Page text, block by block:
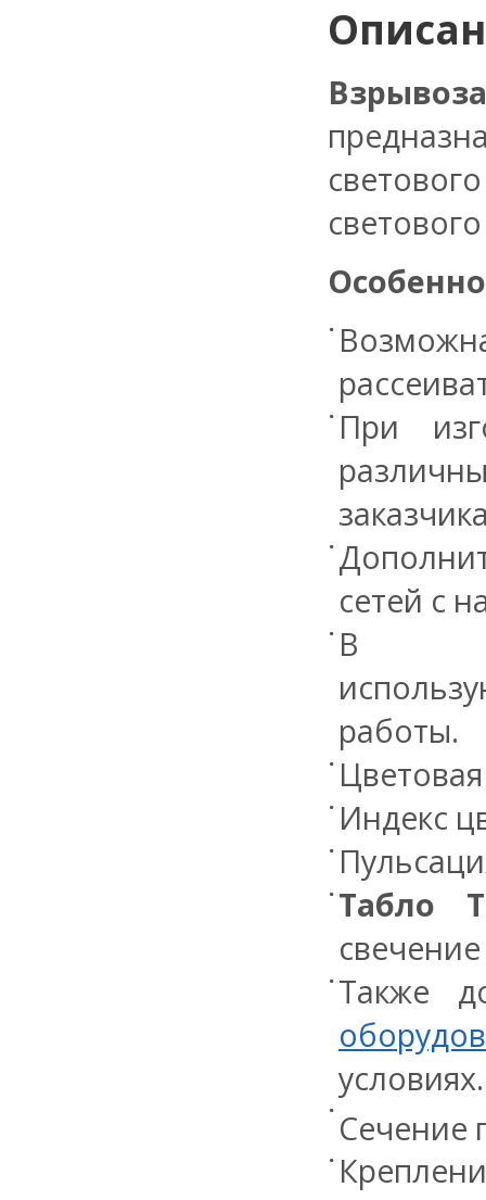
При
сетей с
В
работы.
Индекс
Табло
Также
Сечение